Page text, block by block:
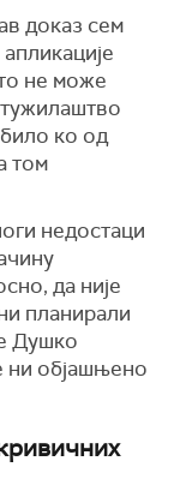
доказ сем
не може
тужилаштво
било ко од
том
недостаци
да није
планирали
Душко
ни објашњено